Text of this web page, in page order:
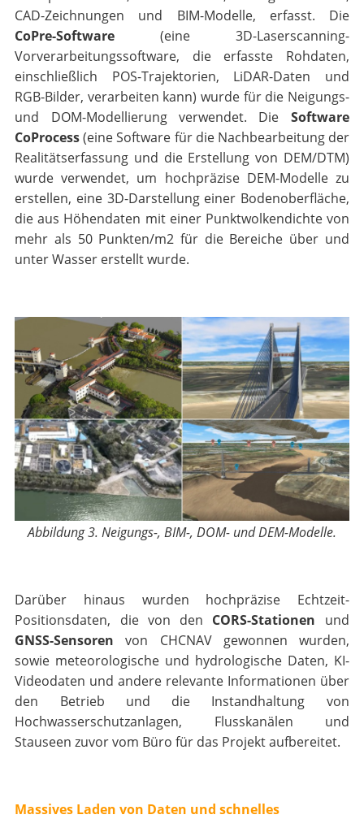
CAD-Zeichnungen und BIM-Modelle, erfasst. Die
CoPre-Software (eine 3D-Laserscanning-
Vorverarbeitungssoftware, die erfasste Rohdaten,
einschließlich POS-Trajektorien, LiDAR-Daten und
RGB-Bilder, verarbeiten kann) wurde für die Neigungs-
und DOM-Modellierung verwendet. Die Software
CoProcess(eine Software für die Nachbearbeitung der
Realitätserfassung und die Erstellung von DEM/DTM)
wurde verwendet, um hochpräzise DEM-Modelle zu
erstellen, eine 3D-Darstellung einer Bodenoberfläche,
die aus Höhendaten mit einer Punktwolkendichte von
mehr als 50 Punkten/m2 für die Bereiche über und
unter Wasser erstellt wurde.
Abbildung 3. Neigungs-, BIM-, DOM- und DEM-Modelle.
Darüber hinaus wurden hochpräzise Echtzeit-
Positionsdaten, die von den CORS-Stationen und
GNSS-Sensoren von CHCNAV gewonnen wurden,
sowie meteorologische und hydrologische Daten, KI-
Videodaten und andere relevante Informationen über
den Betrieb und die Instandhaltung von
Hochwasserschutzanlagen, Flusskanälen und
Stauseen zuvor vom Büro für das Projekt aufbereitet.
Massives Laden von Daten und schnelles